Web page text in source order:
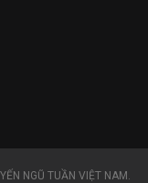
NGŨ TUẦN VIỆT NAM.